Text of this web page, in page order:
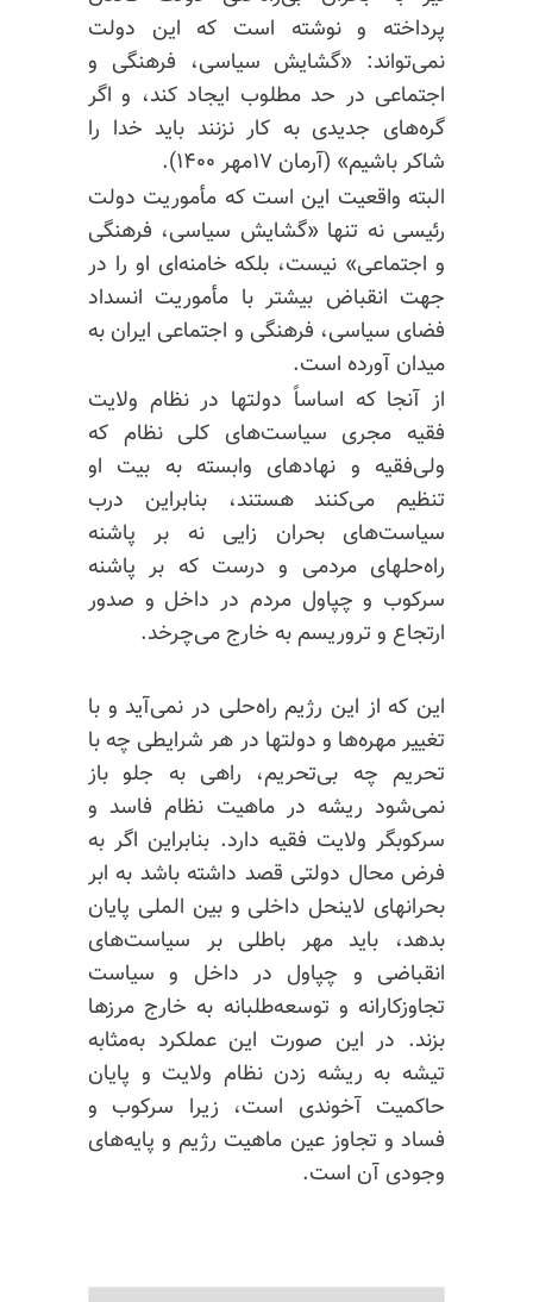
پرداخته و نوشته است که این دولت
نمی‌تواند: «گشایش سیاسی، فرهنگی و
اجتماعی در حد مطلوب ایجاد کند، و اگر
گره‌های جدیدی به کار نزنند باید خدا را
شاکر باشیم» (آرمان ۱۷مهر ۱۴۰۰).
البته واقعیت این است که مأموریت دولت
رئیسی نه تنها «گشایش سیاسی، فرهنگی
و اجتماعی» نیست، بلکه خامنه‌ای او را در
جهت انقباض بیشتر با مأموریت انسداد
فضای سیاسی، فرهنگی و اجتماعی ایران به
میدان آورده است.
از آنجا که اساساً دولتها در نظام ولایت
فقیه مجری سیاست‌های کلی نظام که
ولی‌فقیه و نهادهای وابسته به بیت او
تنظیم می‌کنند هستند، بنابراین درب
سیاست‌های بحران زایی نه بر پاشنه
راه‌حلهای مردمی و درست که بر پاشنه
سرکوب و چپاول مردم در داخل و صدور
ارتجاع و تروریسم به خارج می‌چرخد.
این که از این رژیم راه‌حلی در نمی‌آید و با
تغییرمهره‌ها و دولتها در هر شرایطی چه با
تحریم چه بی‌تحریم، راهی به جلو باز
نمی‌شود ریشه در ماهیت نظام فاسد و
سرکوبگر ولایت فقیه دارد. بنابراین اگر به
فرض محال دولتی قصد داشته باشد به ابر
بحرانهای لاینحل داخلی و بین الملی پایان
بدهد، باید مهر باطلی بر سیاست‌های
انقباضی و چپاول در داخل و سیاست
تجاوزکارانه و توسعه‌طلبانه به خارج مرزها
بزند. در این صورت این عملکرد به‌مثابه
تیشه به ریشه زدن نظام ولایت و پایان
حاکمیت آخوندی است، زیرا سرکوب و
فساد و تجاوز عین ماهیت رژیم و پایه‌های
وجودی آن است.